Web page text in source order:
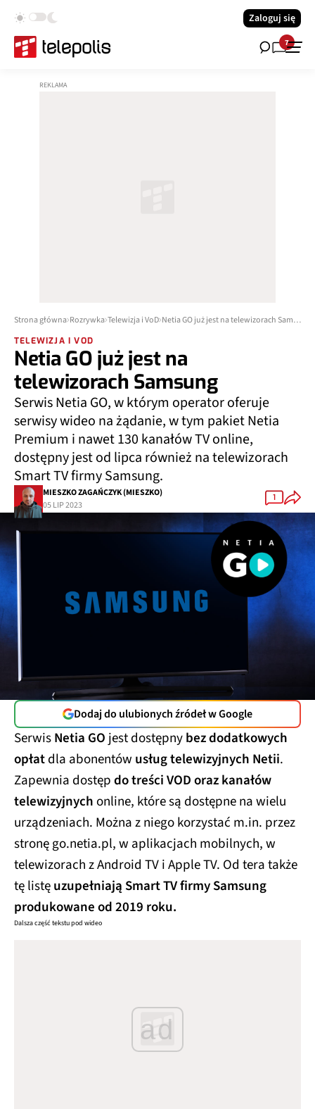
Zaloguj się
7
Strona główna Rozrywka Telewizja i VoD Netia GO już jest na telewizorach Samsung
TELEWIZJA I VOD
Netia GO już jest na
telewizorach Samsung
Serwis Netia GO, w którym operator oferuje
serwisy wideo na żądanie, w tym pakiet Netia
Premium i nawet 130 kanałów TV online,
dostępny jest od lipca również na telewizorach
Smart TV firmy Samsung.
MIESZKO ZAGAŃCZYK (MIESZKO)
05 LIP 2023
1
Dodaj do ulubionych źródeł w Google
SerwisNetia GO jest dostępnybez dodatkowych
opłatdla abonentów usług telewizyjnych Netii.
Zapewnia dostępdo treści VOD oraz kanałów
telewizyjnychonline, które są dostępne na wielu
urządzeniach. Można z niego korzystać m.in. przez
stronę go.netia.pl, w aplikacjach mobilnych, w
telewizorach z Android TV i Apple TV. Od tera także
tę listęuzupełniają Smart TV firmy Samsung
produkowane od 2019 roku.
Dalsza część tekstu pod wideo
ad